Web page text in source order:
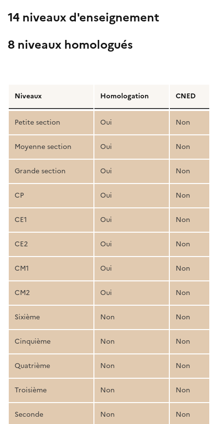
14 niveaux d'enseignement
8 niveaux homologués
de
la
structure
pédagogique
Niveaux Homologation CNED
Petite section Oui Non
Moyenne section Oui Non
Grande section Oui Non
CP Oui Non
CE1 Oui Non
CE2 Oui Non
CM1 Oui Non
CM2 Oui Non
Sixième Non Non
Cinquième Non Non
Quatrième Non Non
Troisième Non Non
Seconde Non Non